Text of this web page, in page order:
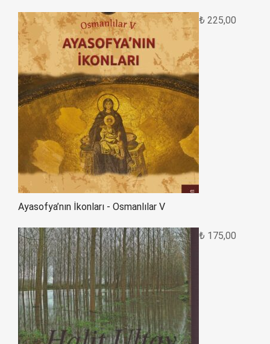
Ayasofya’nın İkonları - Osmanlılar V
₺ 225,00
₺ 175,00